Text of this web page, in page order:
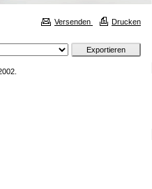
Versenden Drucken